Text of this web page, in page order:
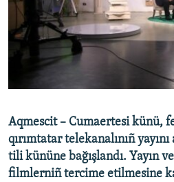
Русский
Українською
QOŞULIÑIZ!
RFE/RS bütün saytları
Aqmescit – Cumaertesi künü,
qırımtatar telekanalınıñ
tili kününe bağışlandı. Yayın
filmlerniñ tercime etilmesine